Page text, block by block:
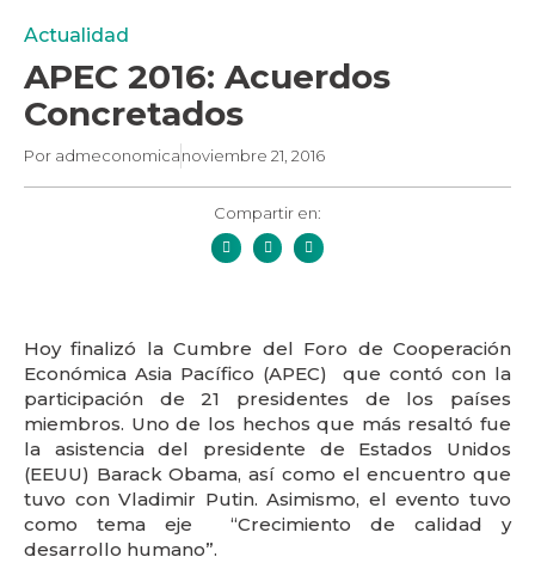
Actualidad
APEC 2016: Acuerdos
Concretados
Por admeconomicanoviembre 21, 2016
Compartir en:
Hoy finalizó la Cumbre del Foro de Cooperación
Económica Asia Pacífico (APEC) que contó con la
participación de 21 presidentes de los países
miembros. Uno de los hechos que más resaltó fue
la asistencia del presidente de Estados Unidos
(EEUU) Barack Obama, así como el encuentro que
tuvo con Vladimir Putin. Asimismo, el evento tuvo
como tema eje “Crecimiento de calidad y
desarrollo humano”.